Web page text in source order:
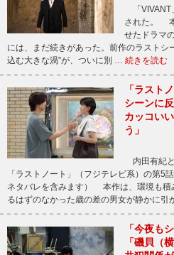
「VIVANT
された。
せたドラマ
には、まだ続きがあった。前作のラストシ
込む大きな渦”が、ついに別 … 続きを読む
「ラスト
シーンに
カッコい
う」
内田有紀
「ラストノート」（フジテレビ系）の第5
ネタバレを含みます） 本作は、環境も積
るはずのなかった歳の差の男女が静かに
「今夜も
「磯貝（